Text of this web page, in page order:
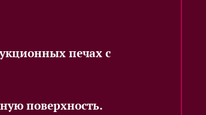
печах с
поверхность.